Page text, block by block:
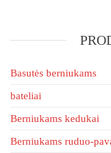
Basutės berniukams
bateliai
Berniukams kedukai
Berniukams ruduo-